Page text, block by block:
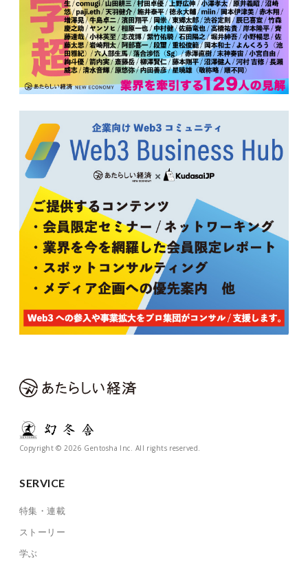
Copyright © 2026 Gentosha Inc. All rights reserved.
SERVICE
特集・連載
ストーリー
学ぶ